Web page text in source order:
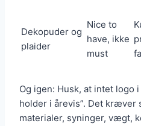
Dekopuder og
plaider
Nice to
have, ikke
must
Og igen: Husk, at intet logo
holder i årevis”. Det kræver
materialer, syninger, vægt,